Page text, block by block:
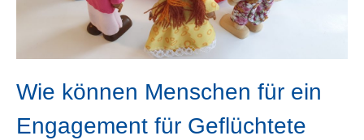
Wie können Menschen für ein
Engagement für Geflüchtete